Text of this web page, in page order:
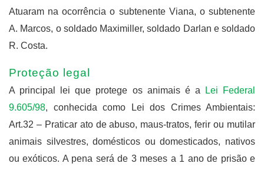
Atuaram na ocorrência o subtenente Viana, o subtenente
A. Marcos, o soldado Maximiller, soldado Darlan e soldado
R. Costa.
Proteção legal
A principal lei que protege os animais é a
Lei Federal
9.605/98, conhecida como Lei dos Crimes Ambientais:
Art.32 – Praticar ato de abuso, maus-tratos, ferir ou mutilar
animais silvestres, domésticos ou domesticados, nativos
ou exóticos. A pena será de 3 meses a 1 ano de prisão e